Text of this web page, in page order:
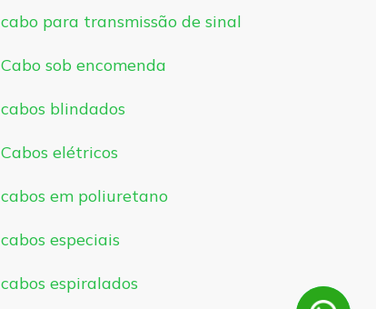
cabo para transmissão de sinal
Cabo sob encomenda
cabos blindados
Cabos elétricos
cabos em poliuretano
cabos especiais
cabos espiralados